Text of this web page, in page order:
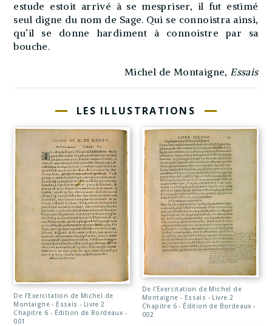
estude estoit arrivé à se mespriser, il fut estimé
seul digne du nom de Sage. Qui se connoistra ainsi,
qu’il se donne hardiment à connoistre par sa
bouche.
Michel de Montaigne, Essais
LES ILLUSTRATIONS
De l’Exercitation de Michel de
Montaigne - Essais - Livre 2
Chapitre 6 - Édition de Bordeaux -
001
De l’Exercitation de Michel de
Montaigne - Essais - Livre 2
Chapitre 6 - Édition de Bordeaux -
002